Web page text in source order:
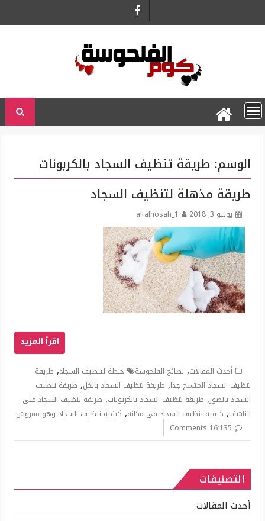
الوسم: طريقة تنظيف السجاد بالكربونات
طريقة مذهلة لتنظيف السجاد
يوليو 3, 2018 alfalhosah_1
أحدث المقالات, نصائح الفلحوسة خلطة لتنظيف السجاد, طريقة
تنظيف السجاد المتسخ جدا, طريقة تنظيف السجاد بالخل, طريقة تنظيف
السجاد بالصور, طريقة تنظيف السجاد بالكربونات, طريقة تنظيف السجاد على
الناشف, كيفية تنظيف السجاد في مكانه, كيفية تنظيف السجاد وهو مفروش
16٬135 Comments
التصنيفات
أحدث المقالات